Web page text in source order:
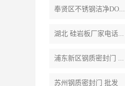
奉贤区不锈钢洁净DO...
湖北 硅岩板厂家电话...
浦东新区钢质密封门 ...
苏州钢质密封门 批发